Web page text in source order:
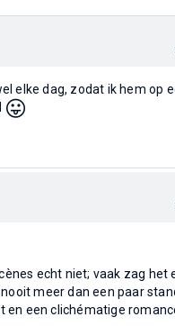
elke dag, zodat ik hem op
😛
echt niet; vaak zag het
meer dan een paar
een clichématige